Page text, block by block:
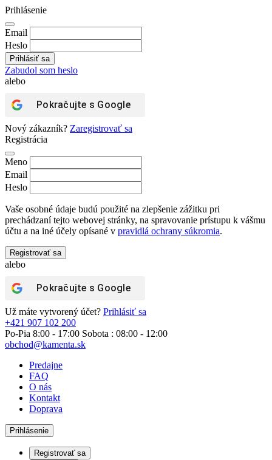
Prihlásenie
Email
Heslo
Zabudol som heslo
alebo
Pokračujte s Google
Nový zákazník? Zaregistrovať sa
Registrácia
Meno
Email
Heslo
Vaše osobné údaje budú použité na zlepšenie zážitku pri
prechádzaní tejto webovej stránky, na spravovanie prístupu k vášmu
účtu a na iné účely opísané v pravidlá ochrany súkromia.
Registrovať sa
alebo
Pokračujte s Google
Už máte vytvorený účet? Prihlásiť sa
+421 907 102 200
Po-Pia 8:00 - 17:00 Sobota : 08:00 - 12:00
obchod@kamenta.sk
Predajne
FAQ
O nás
Kontakt
Doprava
Prihlásenie
Registrovať sa